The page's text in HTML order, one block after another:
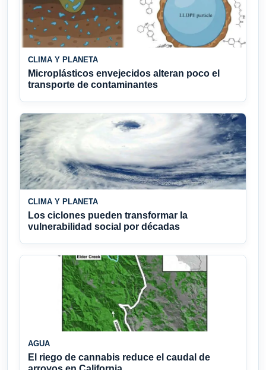
CLIMA Y PLANETA
Microplásticos envejecidos alteran poco el
transporte de contaminantes
CLIMA Y PLANETA
Los ciclones pueden transformar la
vulnerabilidad social por décadas
AGUA
El riego de cannabis reduce el caudal de